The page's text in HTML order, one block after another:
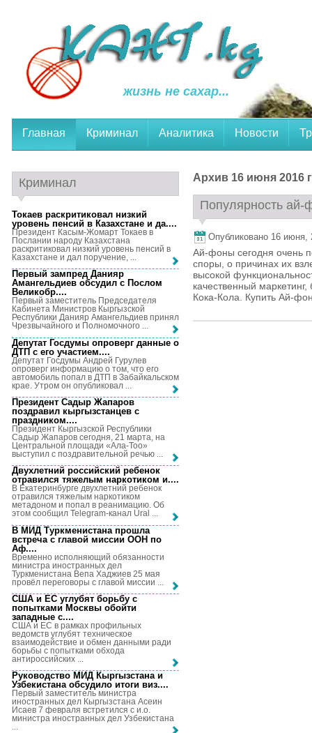
жизнь не сахар...
Главная Криминал Аналитика Новости
Архив 16 июня 2016
Популярность ай-
Опубликовано 16 июня,
Ай-фоны сегодня очень
споры, о причинах их
высокой
качественный
Кока-Кола. Купить Ай-
Криминал
Токаев раскритиковал низкий
уровень пенсий в Казахстане и да....
Президент Касым-Жомарт Токаев в
Послании народу Казахстана
раскритиковал низкий уровень пенсий в
Казахстане и дал поручение, ...
Первый зампред Данияр
Амангельдиев обсудил с Послом
Великобр....
Первый заместитель Председателя
Кабинета Министров Кыргызской
Республики Данияр Амангельдиев принял
Чрезвычайного и Полномочного ...
Депутат Госдумы опроверг данные о
ДТП с его участием....
Депутат Госдумы Андрей Гурулев
опроверг информацию о том, что его
автомобиль попал в ДТП в Забайкальском
крае. Утром он опубликовал ...
Президент Садыр Жапаров
поздравил кыргызстанцев с
праздником....
Президент Кыргызской Республики
Садыр Жапаров сегодня, 21 марта, на
Центральной площади «Ала-Тоо»
выступил с поздравительной речью ...
Двухлетний российский ребенок
отравился тяжелым наркотиком и....
В Екатеринбурге двухлетний ребенок
отравился тяжелым наркотиком
метадоном и попал в реанимацию. Об
этом сообщил Telegram-канал Ural ...
В МИД Туркменистана прошла
встреча с главой миссии ООН по
Аф....
Временно исполняющий обязанности
министра иностранных дел
Туркменистана Вепа Хаджиев 25 мая
провёл переговоры с главой миссии ...
США и ЕС углубят борьбу с
попытками Москвы обойти
западные с....
США и ЕС в рамках профильных
ведомств углубят техническое
взаимодействие и обмен данными ради
борьбы с попытками обхода
антироссийских ...
Руководство МИД Кыргызстана и
Узбекистана обсудило итоги виз....
Первый заместитель министра
иностранных дел Кыргызстана Асеин
Исаев 7 февраля встретился с и.о.
министра иностранных дел Узбекистана
...